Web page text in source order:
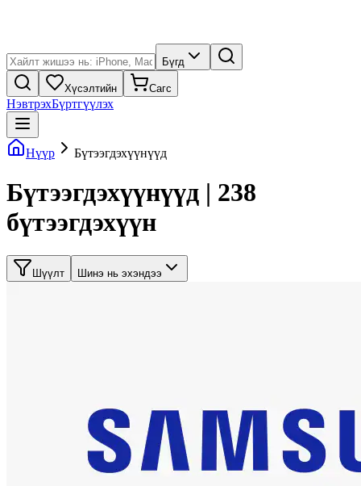
Бүгд
Хүсэлтийн Сагс
НэвтрэхБүртгүүлэх
Нүүр Бүтээгдэхүүнүүд
Бүтээгдэхүүнүүд | 238
бүтээгдэхүүн
Шүүлт Шинэ нь эхэндээ